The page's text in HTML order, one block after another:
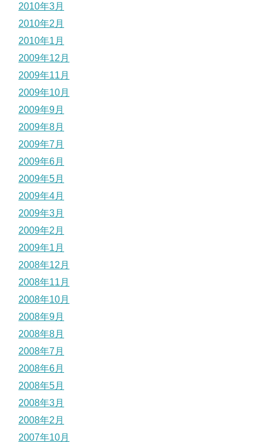
2010年3月
2010年2月
2010年1月
2009年12月
2009年11月
2009年10月
2009年9月
2009年8月
2009年7月
2009年6月
2009年5月
2009年4月
2009年3月
2009年2月
2009年1月
2008年12月
2008年11月
2008年10月
2008年9月
2008年8月
2008年7月
2008年6月
2008年5月
2008年3月
2008年2月
2007年10月